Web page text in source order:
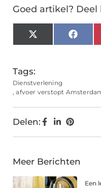
Goed artikel?
X
(Twitter)
Tags:
Dienstverlening
,afvoer verstopt
Delen:
Meer Berichten
Een